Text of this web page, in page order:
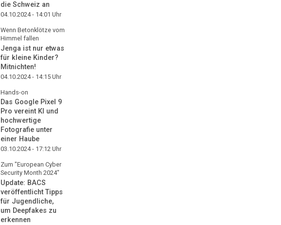
die Schweiz an
04.10.2024 - 14:01 Uhr
Wenn Betonklötze vom
Himmel fallen
Jenga ist nur etwas
für kleine Kinder?
Mitnichten!
04.10.2024 - 14:15 Uhr
Hands-on
Das Google Pixel 9
Pro vereint KI und
hochwertige
Fotografie unter
einer Haube
03.10.2024 - 17:12 Uhr
Zum "European Cyber
Security Month 2024"
Update: BACS
veröffentlicht Tipps
für Jugendliche,
um Deepfakes zu
erkennen